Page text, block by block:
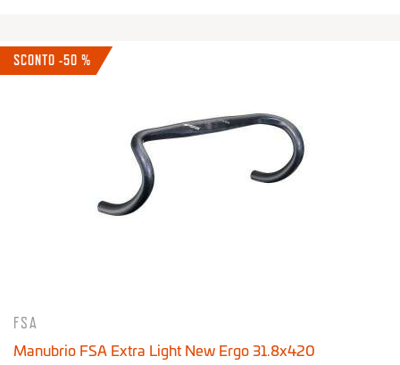
SCONTO -50 %
FSA
Manubrio FSA Extra Light New Ergo 31.8x420